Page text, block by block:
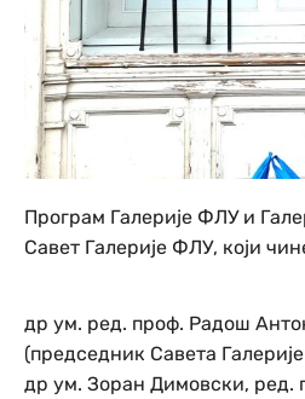
Програм Галерије ФЛУ и
Савет Галерије ФЛУ, који
др ум. ред. проф. Радош
(председник Савета
др ум. Зоран Димовски, ред.